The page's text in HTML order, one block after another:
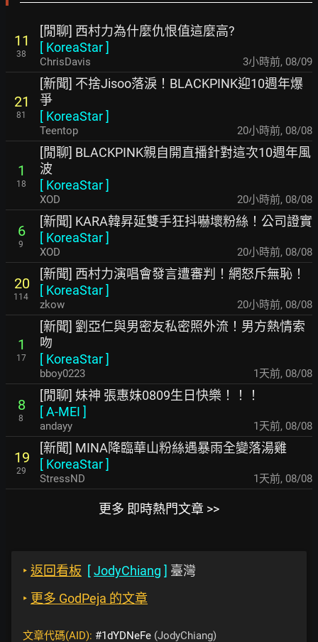
11
38
[閒聊] 西村力為什麼仇恨值這麼高?
[ KoreaStar]
ChrisDavis 3小時前, 08/09
21
81
[新聞] 不捨Jisoo落淚！BLACKPINK迎10週年爆
爭
[ KoreaStar]
Teentop 20小時前, 08/08
1
18
[閒聊] BLACKPINK親自開直播針對這次10週年風
波
[ KoreaStar]
XOD 20小時前, 08/08
6
9
[新聞] KARA韓昇延雙手狂抖嚇壞粉絲！公司證實
[ KoreaStar]
XOD 20小時前, 08/08
20
114
[新聞] 西村力演唱會發言遭審判！網怒斥無恥！
[ KoreaStar]
zkow 20小時前, 08/08
1
17
[新聞] 劉亞仁與男密友私密照外流！男方熱情索
吻
[ KoreaStar]
bboy0223 1天前, 08/08
8
8
[閒聊] 妹神 張惠妹0809生日快樂！！！
[A-MEI ]
andayy 1天前, 08/08
19
29
[新聞] MINA降臨華山粉絲遇暴雨全變落湯雞
[ KoreaStar]
StressND 1天前, 08/08
更多 即時熱門文章 >>
‣ 返回看板 [JodyChiang ] 臺灣
‣ 更多 GodPeja 的文章
文章代碼(AID): #1dYDNeFe (JodyChiang)